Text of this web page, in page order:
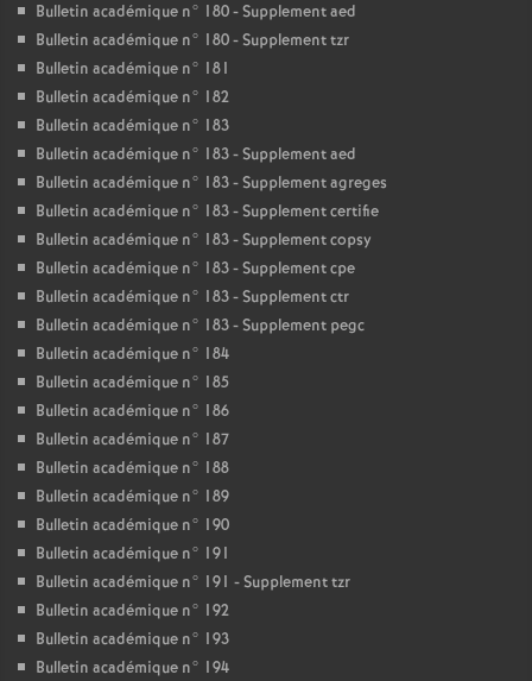
Bulletin académique n° 180 - Supplement aed
Bulletin académique n° 180 - Supplement tzr
Bulletin académique n° 181
Bulletin académique n° 182
Bulletin académique n° 183
Bulletin académique n° 183 - Supplement aed
Bulletin académique n° 183 - Supplement agreges
Bulletin académique n° 183 - Supplement certifie
Bulletin académique n° 183 - Supplement copsy
Bulletin académique n° 183 - Supplement cpe
Bulletin académique n° 183 - Supplement ctr
Bulletin académique n° 183 - Supplement pegc
Bulletin académique n° 184
Bulletin académique n° 185
Bulletin académique n° 186
Bulletin académique n° 187
Bulletin académique n° 188
Bulletin académique n° 189
Bulletin académique n° 190
Bulletin académique n° 191
Bulletin académique n° 191 - Supplement tzr
Bulletin académique n° 192
Bulletin académique n° 193
Bulletin académique n° 194